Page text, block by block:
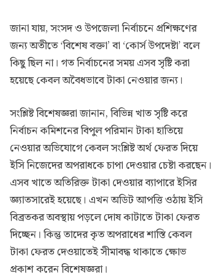
জানা যায়, সংসদ ও উপজেলা নির্বাচনে প্রশিক্ষণের
জন্য অতীতে ‘বিশেষ বক্তা’ বা ‘কোর্স উপদেষ্টা’ বলে
কিছু ছিল না। গত নির্বাচনের সময় এসব সৃষ্টি করা
হয়েছে কেবল অবৈধভাবে টাকা নেওয়ার জন্য।
সংশ্লিষ্ট বিশেষজ্ঞরা জানান, বিভিন্ন খাত সৃষ্টি করে
নির্বাচন কমিশনের বিপুল পরিমান টাকা হাতিয়ে
নেওয়ার অভিযোগে কেবল সংশ্লিষ্ট অর্থ ফেরত দিয়ে
ইসি নিজেদের অপরাধকে চাপা দেওয়ার চেষ্টা করছেন।
এসব খাতে অতিরিক্ত টাকা দেওয়ার ব্যাপারে ইসির
জ্ঞ্যাতসারেই হয়েছে। এখন অডিট আপত্তি ওঠায় ইসি
বিব্রতকর অবস্থায় পড়লে দোষ কাটাতে টাকা ফেরত
দিচ্ছেন। কিন্তু তাদের কৃত অপরাধের শাস্তি কেবল
টাকা ফেরত দেওয়াতেই সীমাবদ্ধ থাকাতে ক্ষোভ
প্রকাশ করেন বিশেষজ্ঞরা।